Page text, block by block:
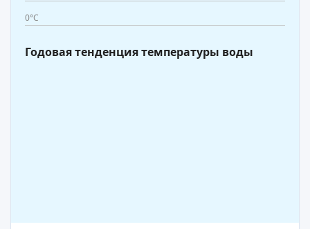
0°C
Годовая тенденция температуры воды